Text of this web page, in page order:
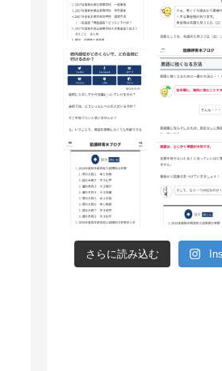
さらに読み込む